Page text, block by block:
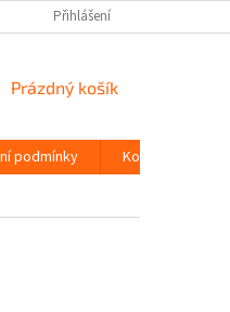
Přihlášení
NÁKUPNÍ
Prázdný košík
podmínky
Kontakty